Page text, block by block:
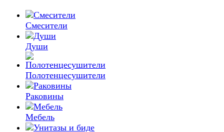
Смесители
Души
Полотенцесушители
Раковины
Мебель